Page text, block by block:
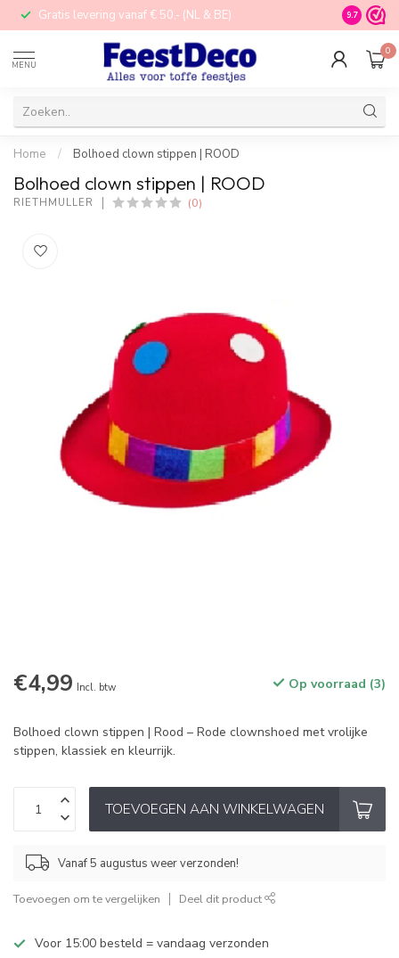
Gratis levering vanaf € 50,- (NL & BE) STORE in
9.7
MENU
0
Home / Bolhoed clown stippen | ROOD
Bolhoed clown stippen | ROOD
RIETHMÜLLER (0)
€4,99 Incl. btw Op voorraad (3)
Bolhoed clown stippen | Rood – Rode clownshoed met vrolijke
stippen, klassiek en kleurrijk.
TOEVOEGEN AAN WINKELWAGEN
Vanaf 5 augustus weer verzonden!
Toevoegen om te vergelijken Deel dit product
Voor 15:00 besteld = vandaag verzonden